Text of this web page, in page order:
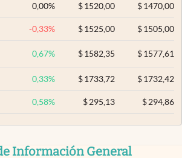
0,00% $ 1520,00 $1470,00
-0,33% $ 1525,00 $1505,00
0,67% $ 1582,35 $1577,61
0,33% $ 1733,72 $1732,42
0,58% $ 295,13 $294,86
Información General